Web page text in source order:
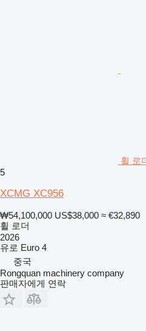
휠 로
5
XCMG XC956
₩54,100,000 US$38,000 ≈ €32,890
휠 로더
2026
유로 Euro 4
중국
Rongquan machinery company
판매자에게 연락